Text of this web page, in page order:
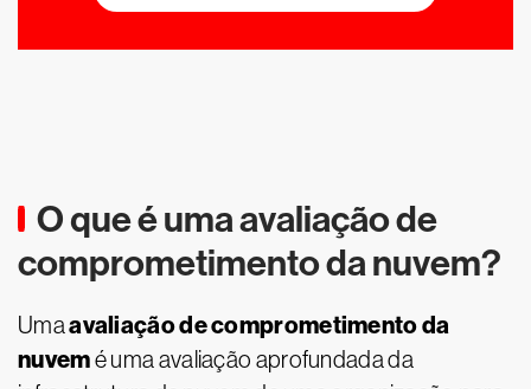
O que é uma avaliação de
comprometimento da nuvem?
Umaavaliação de comprometimento da
nuvemé uma avaliação aprofundada da